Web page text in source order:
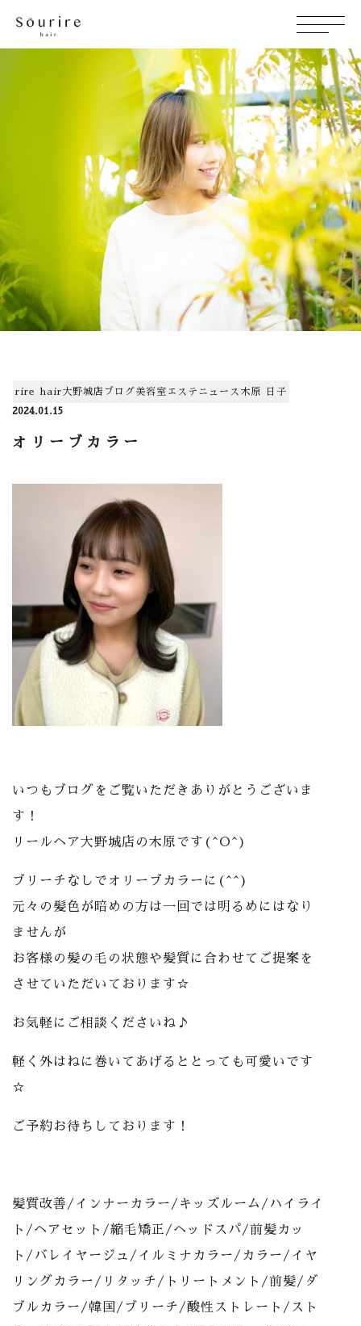
rire hair大野城店 ブログ美容室 エステ ニュース 木原 日子
2024.01.15
オリーブカラー
いつもブログをご覧いただきありがとうございま
す！
リールヘア大野城店の木原です(^O^)
ブリーチなしでオリーブカラーに(^^)
元々の髪色が暗めの方は一回では明るめにはなり
ませんが
お客様の髪の毛の状態や髪質に合わせてご提案を
させていただいております☆
お気軽にご相談くださいね♪
軽く外はねに巻いてあげるととっても可愛いです
☆
ご予約お待ちしております！
髪質改善/インナーカラー/キッズルーム/ハイライ
ト/ヘアセット/縮毛矯正/ヘッドスパ/前髪カッ
ト/バレイヤージュ/イルミナカラー/カラー/イヤ
リングカラー/リタッチ/トリートメント/前髪/ダ
ブルカラー/韓国/ブリーチ/酸性ストレート/スト